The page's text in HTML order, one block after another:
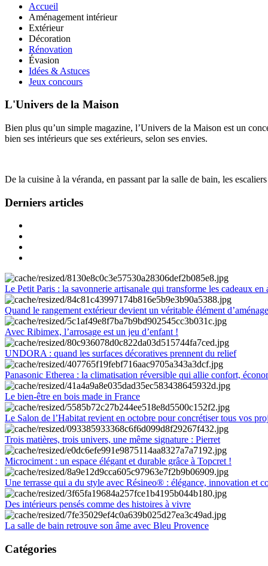
Accueil
Aménagement intérieur
Extérieur
Décoration
Rénovation
Évasion
Idées & Astuces
Jeux concours
L'Univers de la Maison
Bien plus qu’un simple magazine, l’Univers de la Maison est un
bien ses intérieurs que ses extérieurs, selon ses envies.
De la cuisine à la véranda, en passant par la salle de bain, les
Derniers articles
Le Petit Paris : la savonnerie artisanale qui transforme les cadeaux en
Quand le rangement extérieur devient un véritable élément
Avec Ribimex, l’arrosage est un jeu d’enfant !
UNDORA : quand les surfaces décoratives prennent du relief
Panasonic Etherea : la climatisation réversible qui allie confort,
Le bien-être en bois made in France
Le Salon de l’Habitat revient en octobre pour concrétiser tous vos
Trois matières, trois univers, une même signature : Pierret
Microciment : un espace élégant et durable grâce à Topcret !
Une terrasse qui a du style avec Résineo® : élégance, innovation et
Des intérieurs pensés comme des histoires à vivre
La salle de bain retrouve son âme avec Bleu Provence
Catégories